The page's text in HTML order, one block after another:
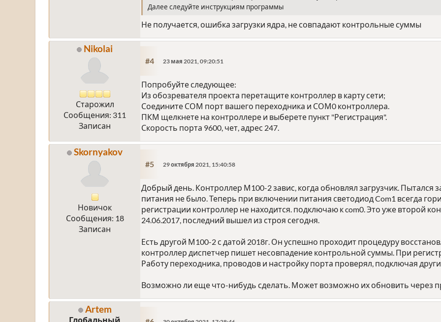
Далее следуйте инструкциям программы
Не получается, ошибка загрузки ядра, не совпадают контрольные суммы
Nikolai
Старожил
Сообщения: 311
Записан
#4 23 мая 2021, 09:20:51
Попробуйте следующее:
Из обозревателя проекта перетащите контроллер в карту сети;
Соедините СОМ порт вашего переходника и СОМ0 контроллера.
ПКМ щелкнете на контроллере и выберете пункт "Регистрация".
Скорость порта 9600, чет, адрес 247.
Skornyakov
Новичок
Сообщения: 18
Записан
#5 29 октября 2021, 15:40:58
Добрый день. Контроллер М100-2 завис, когда обновлял загрузчик. Пытался
питания не было. Теперь при включении питания светодиод Com1 всегда
регистрации контроллер не находится. подключаю к com0. Это уже второй
24.06.2017, последний вышел из строя сегодня.
Есть другой М100-2 с датой 2018г. Он успешно проходит процедуру
контроллер диспетчер пишет несовпадение контрольной суммы. При
Работу переходника, проводов и настройку порта проверял, подключая
Возможно ли еще что-нибудь сделать. Может возможно их обновить через
Artem
Глобальный